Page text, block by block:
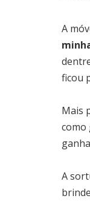
A
ficou
Mais
como
A